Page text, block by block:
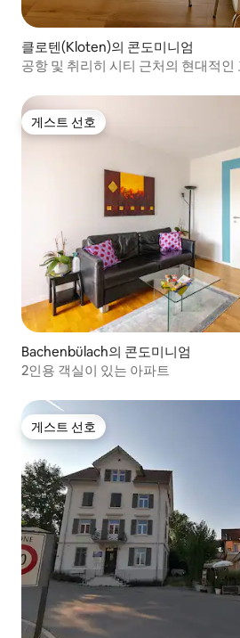
클로텐(Kloten)의 콘도미니엄
공항 및 취리히 시티 근처의 현대적인
게스트 선호
게스트 선호
Bachenbülach의 콘도미니엄
2인용 객실이 있는 아파트
게스트 선호
게스트 선호